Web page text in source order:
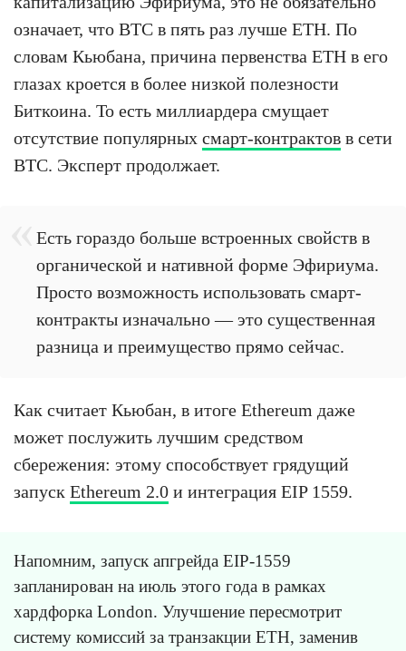
означает, что BTC в пять раз лучше ETH. По
словам Кьюбана, причина первенства ETH в его
глазах кроется в более низкой полезности
Биткоина. То есть миллиардера смущает
отсутствие популярных смарт-контрактов в сети
BTC. Эксперт продолжает.
Есть гораздо больше встроенных свойств в
органической и нативной форме Эфириума.
Просто возможность использовать смарт-
контракты изначально — это существенная
разница и преимущество прямо сейчас.
Как считает Кьюбан, в итоге Ethereum даже
может послужить лучшим средством
сбережения: этому способствует грядущий
запуск Ethereum 2.0 и интеграция EIP 1559.
Напомним, запуск апгрейда EIP-1559
запланирован на июль этого года в рамках
хардфорка London. Улучшение пересмотрит
систему комиссий за транзакции ETH, заменив